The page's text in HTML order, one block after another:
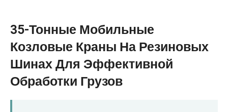
35-Тонные Мобильные
Козловые Краны На Резиновых
Шинах Для Эффективной
Обработки Грузов
Kiswahili
Dansk
Norsk
O‘zbekcha